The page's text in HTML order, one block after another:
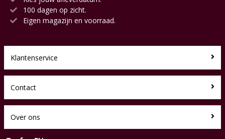
100 dagen op zicht.
Eigen magazijn en voorraad.
Klantenservice
Contact
Over ons